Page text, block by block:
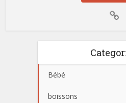
Bébé
boissons